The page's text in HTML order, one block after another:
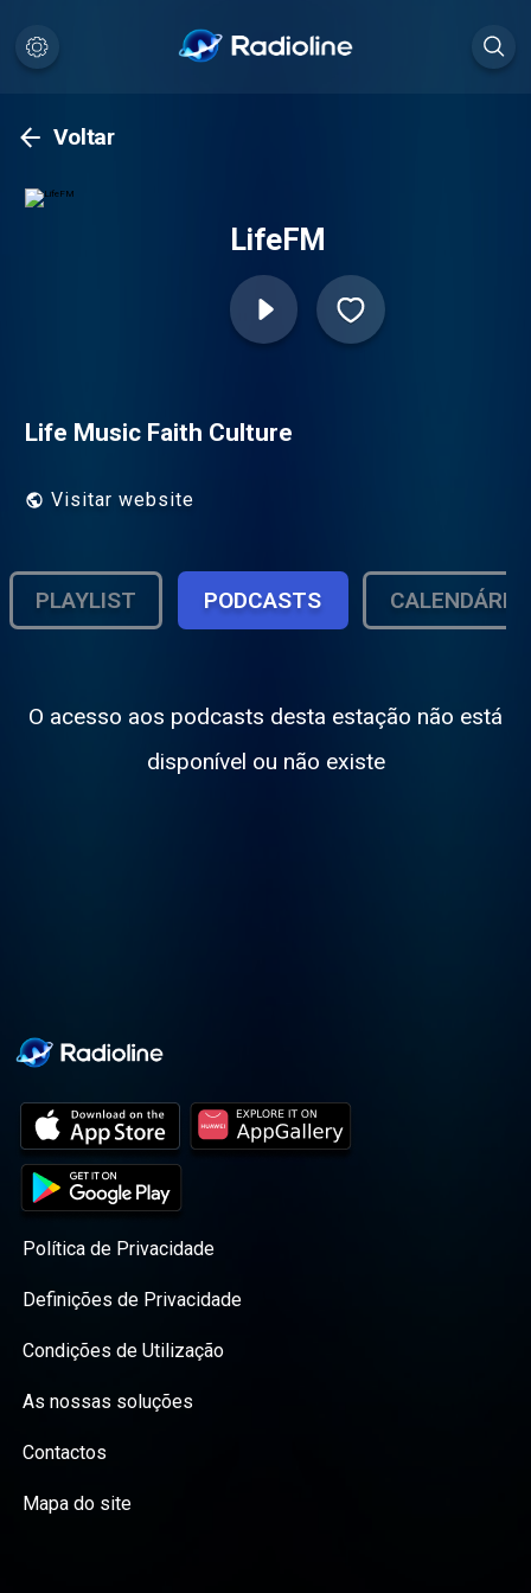
Voltar
LifeFM
Life Music Faith Culture
Visitar website
PLAYLIST PODCASTS CALENDÁRIO
O acesso aos podcasts desta estação não está
disponível ou não existe
Política de Privacidade
Definições de Privacidade
Condições de Utilização
As nossas soluções
Contactos
Mapa do site